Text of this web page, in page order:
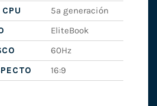
5ª generación
EliteBook
60Hz
16:9